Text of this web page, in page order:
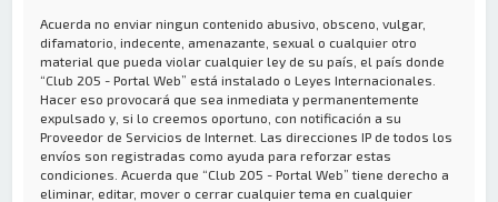
Acuerda no enviar ningun contenido abusivo, obsceno, vulgar,
difamatorio, indecente, amenazante, sexual o cualquier otro
material que pueda violar cualquier ley de su país, el país donde
“Club 205 - Portal Web” está instalado o Leyes Internacionales.
Hacer eso provocará que sea inmediata y permanentemente
expulsado y, si lo creemos oportuno, con notificación a su
Proveedor de Servicios de Internet. Las direcciones IP de todos los
envíos son registradas como ayuda para reforzar estas
condiciones. Acuerda que “Club 205 - Portal Web” tiene derecho a
eliminar, editar, mover o cerrar cualquier tema en cualquier